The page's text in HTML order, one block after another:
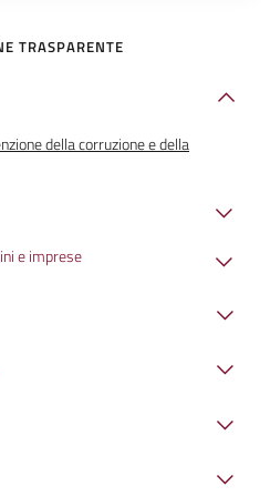
TRASPARENTE
della corruzione e della
e imprese